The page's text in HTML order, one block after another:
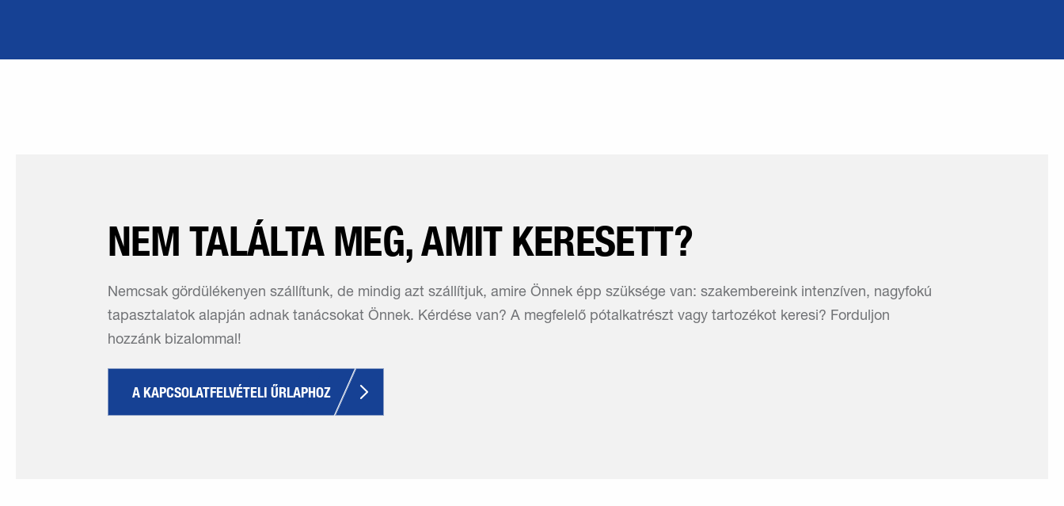
NEM TALÁLTA MEG, AMIT KERESETT?
Nemcsak gördülékenyen szállítunk, de mindig azt szállítjuk, amire Önnek épp szüksége van: szakembereink intenzíven, nagyfokú
tapasztalatok alapján adnak tanácsokat Önnek. Kérdése van? A megfelelő pótalkatrészt vagy tartozékot keresi? Forduljon
hozzánk bizalommal!
A KAPCSOLATFELVÉTELI ŰRLAPHOZ